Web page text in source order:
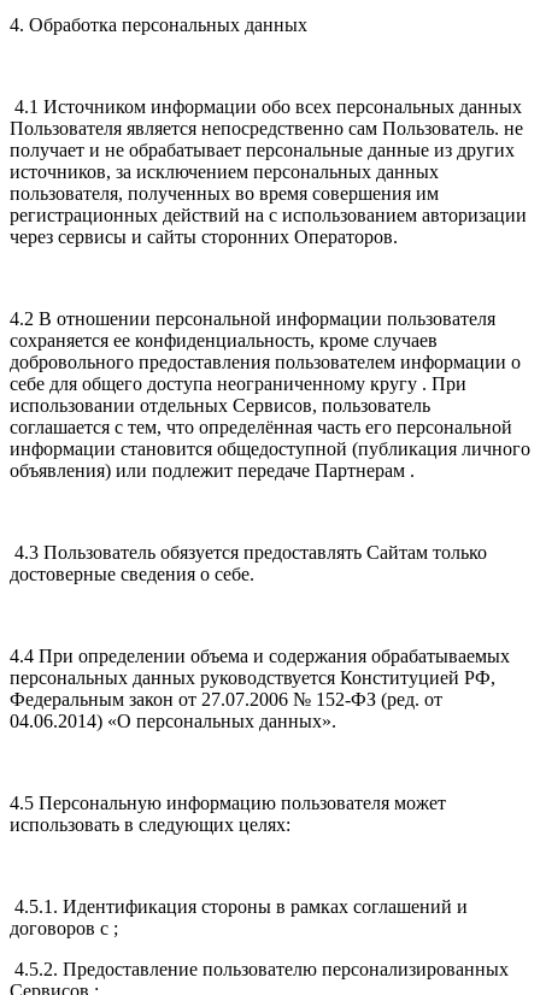
4. Обработка персональных данных
4.1 Источником информации обо всех персональных данных
Пользователя является непосредственно сам Пользователь. не
получает и не обрабатывает персональные данные из других
источников, за исключением персональных данных
пользователя, полученных во время совершения им
регистрационных действий на с использованием авторизации
через сервисы и сайты сторонних Операторов.
4.2 В отношении персональной информации пользователя
сохраняется ее конфиденциальность, кроме случаев
добровольного предоставления пользователем информации о
себе для общего доступа неограниченному кругу . При
использовании отдельных Сервисов, пользователь
соглашается с тем, что определённая часть его персональной
информации становится общедоступной (публикация личного
объявления) или подлежит передаче Партнерам .
4.3 Пользователь обязуется предоставлять Сайтам только
достоверные сведения о себе.
4.4 При определении объема и содержания обрабатываемых
персональных данных руководствуется Конституцией РФ,
Федеральным закон от 27.07.2006 № 152-ФЗ (ред. от
04.06.2014) «О персональных данных».
4.5 Персональную информацию пользователя может
использовать в следующих целях:
4.5.1. Идентификация стороны в рамках соглашений и
договоров с ;
4.5.2. Предоставление пользователю персонализированных
Сервисов ;